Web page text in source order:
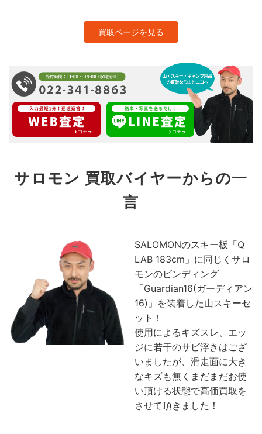
買取ページを見る
サロモン 買取バイヤーからの一
言
SALOMONのスキー板「Q
LAB 183cm」に同じくサロ
モンのビンディング
「Guardian16(ガーディアン
16)」を装着した山スキーセ
ット！
使用によるキズスレ、エッ
ジに若干のサビ浮きはござ
いましたが、滑走面に大き
なキズも無くまだまだお使
い頂ける状態で高価買取を
させて頂きました！